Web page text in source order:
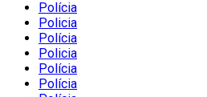
Polícia
Policia
Polícia
Policia
Polícia
Polícia